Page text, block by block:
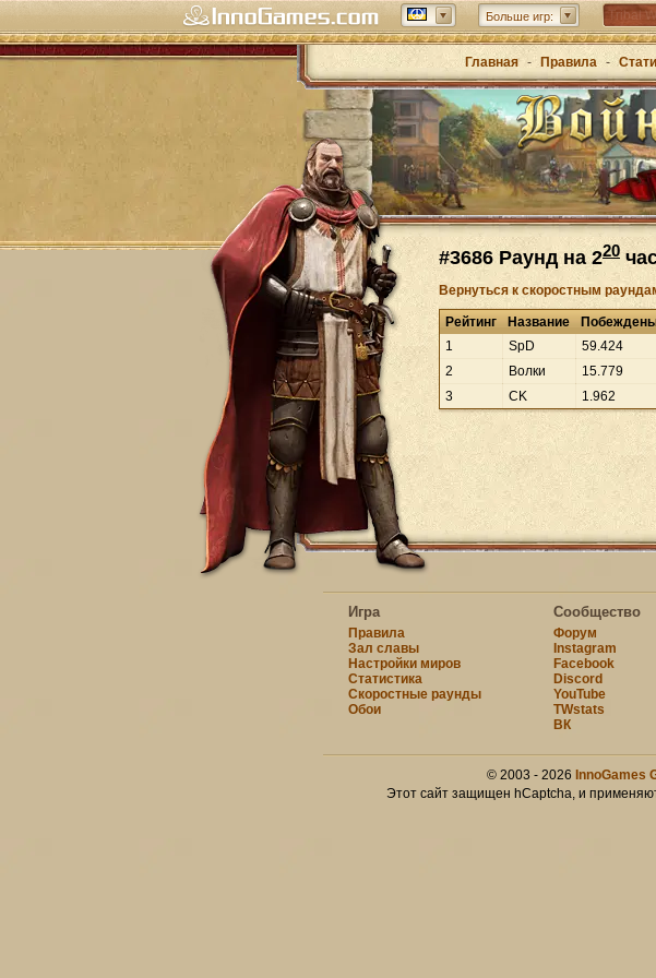
Больше игр: Tribal
Forge
Греции
Главная - Правила -
#3686 Раунд на 220
Вернуться к скоростным
Рейтинг Название
1
SpD 59.424
2
Волки 15.779
3
CK 1.962
Игра
Правила
Зал славы
Настройки миров
Статистика
Скоростные раунды
Обои
Сообщество
Форум
Instagram
Facebook
Discord
YouTube
TWstats
ВК
© 2003 - 2026 InnoGames
Этот сайт защищен hCaptcha, и